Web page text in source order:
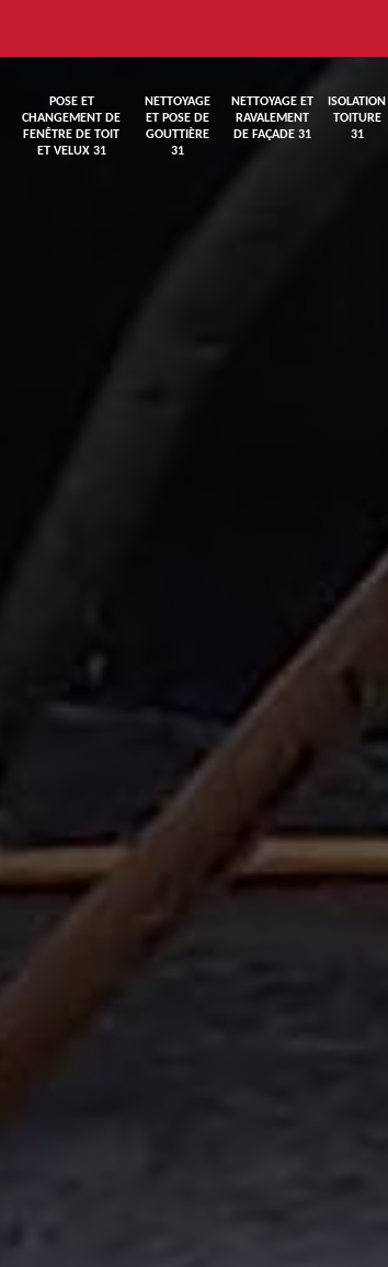
POSE ET
CHANGEMENT DE
FENÊTRE DE TOIT
ET VELUX 31
NETTOYAGE
ET POSE DE
GOUTTIÈRE
31
NETTOYAGE ET
RAVALEMENT
DE FAÇADE 31
ISOLATION
TOITURE
31